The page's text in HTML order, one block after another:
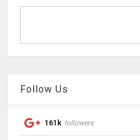
Follow Us
161k followers